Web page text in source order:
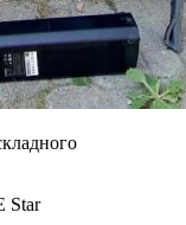
Star